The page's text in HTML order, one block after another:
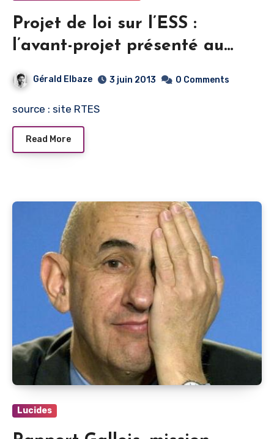
Projet de loi sur l’ESS :
l’avant-projet présenté au
CSESS le 25 avril
Gérald Elbaze 3 juin 2013 0 Comments
source : site RTES
Read More
Lucides